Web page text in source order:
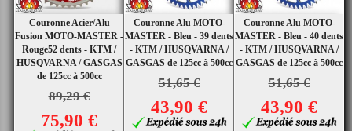
Couronne Acier/Alu
Fusion MOTO-MASTER -
Rouge52 dents - KTM /
HUSQVARNA / GASGAS
de 125cc à 500cc
89,29 €
75,90 €
Couronne Alu MOTO-
MASTER - Bleu - 39 dents
- KTM / HUSQVARNA /
GASGAS de 125cc à 500cc
51,65 €
43,90 €
Couronne Alu MOTO-
MASTER - Bleu - 40 dents
- KTM / HUSQVARNA /
GASGAS de 125cc à 500cc
51,65 €
43,90 €